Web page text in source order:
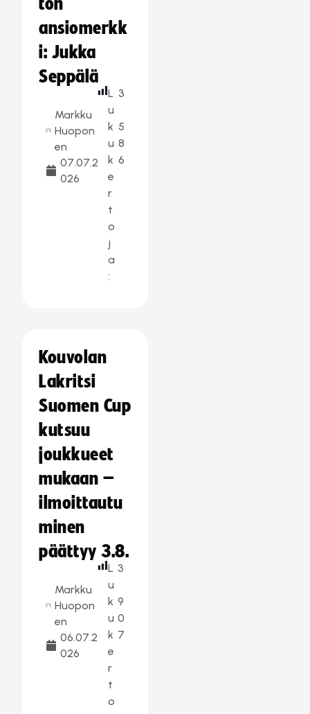
ton
ansiomerkk
i: Jukka
Seppälä
Markku
Huopon
en
07.07.2
026
L
u
k
u
k
e
r
t
o
j
a
:
3
5
8
6
Kouvolan
Lakritsi
Suomen Cup
kutsuu
joukkueet
mukaan –
ilmoittautu
minen
päättyy 3.8.
Markku
Huopon
en
06.07.2
026
L
u
k
u
k
e
r
t
o
3
9
0
7